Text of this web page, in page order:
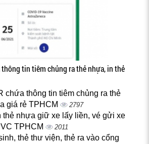
thông tin tiêm chủng ra thẻ nhựa, in thẻ
chứa thông tin tiêm chủng ra thẻ
giá rẻ TPHCM
2797
thẻ nhựa giữ xe lấy liền, vé gửi xe
TPHCM
2011
thẻ thư viện, thẻ ra vào cổng